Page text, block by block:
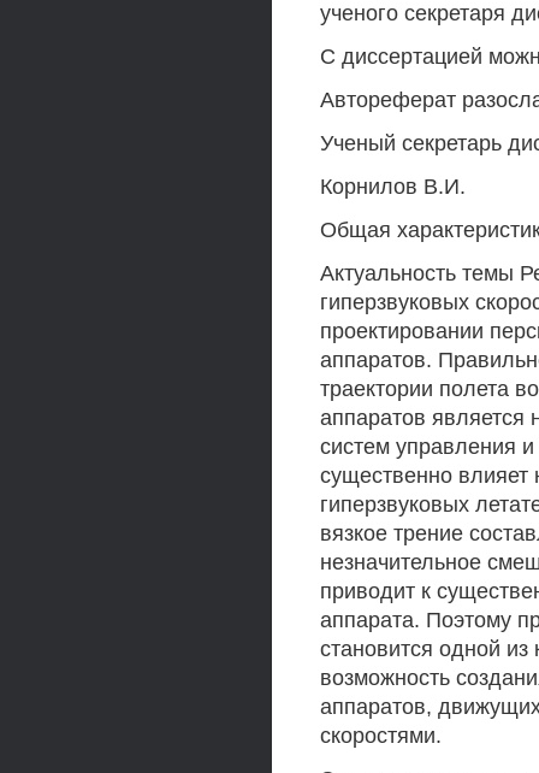
ученого секретаря
С диссертацией
Автореферат
Ученый секретарь
Корнилов В.И.
Общая
Актуальность темы
гиперзвуковых
проектировании
аппаратов.
траектории полета
аппаратов
систем управления
существенно
гиперзвуковых
вязкое трение
незначительное
приводит к
аппарата. Поэтому
становится одной из
возможность
аппаратов,
скоростями.